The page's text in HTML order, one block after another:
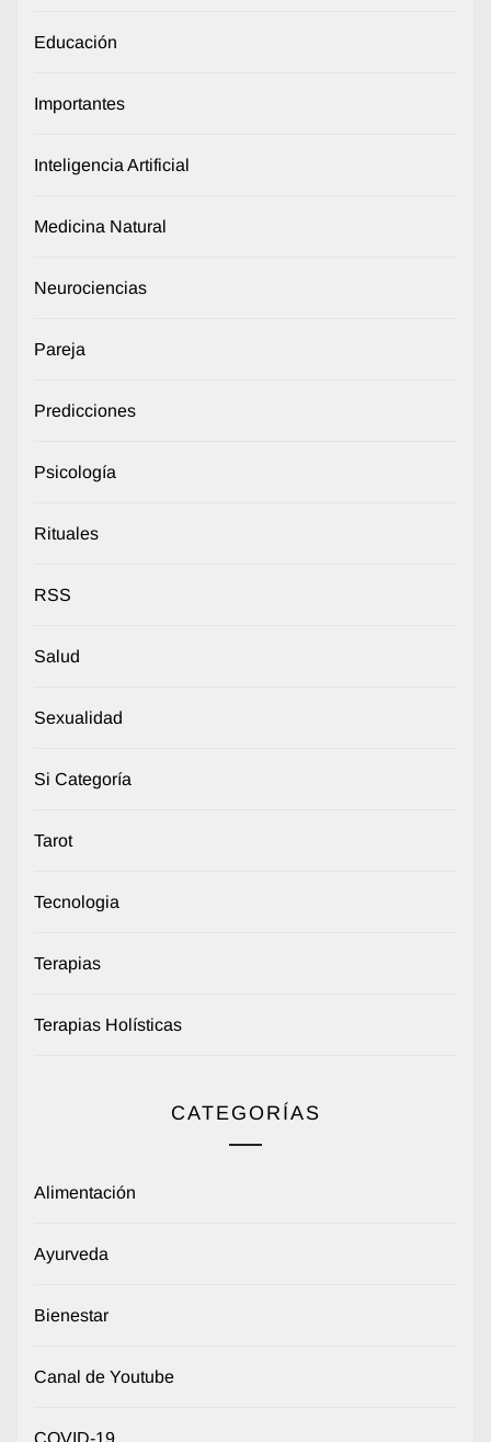
Educación
Importantes
Inteligencia Artificial
Medicina Natural
Neurociencias
Pareja
Predicciones
Psicología
Rituales
RSS
Salud
Sexualidad
Si Categoría
Tarot
Tecnologia
Terapias
Terapias Holísticas
CATEGORÍAS
Alimentación
Ayurveda
Bienestar
Canal de Youtube